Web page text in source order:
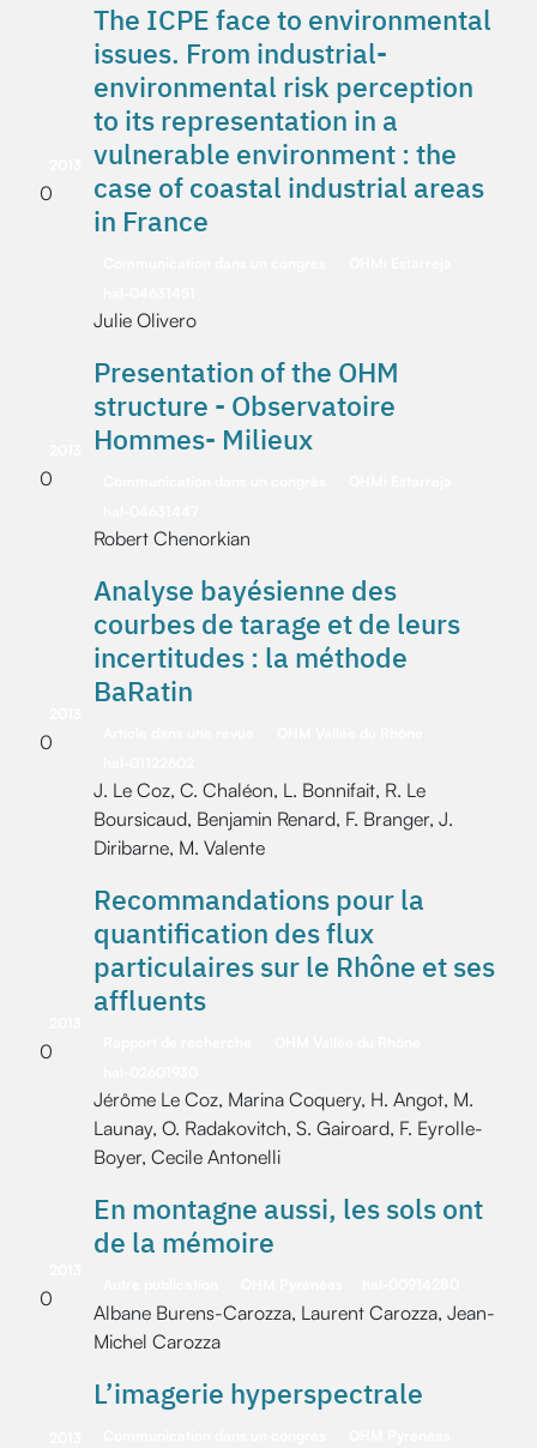
0
The ICPE face to environmental
issues. From industrial-
environmental risk perception
to its representation in a
vulnerable environment : the
case of coastal industrial areas
in France
Julie Olivero
0
Presentation of the OHM
structure - Observatoire
Hommes- Milieux
Robert Chenorkian
0
Analyse bayésienne des
courbes de tarage et de leurs
incertitudes : la méthode
BaRatin
J. Le Coz, C. Chaléon, L. Bonnifait, R. Le
Boursicaud, Benjamin Renard, F. Branger, J.
Diribarne, M. Valente
0
Recommandations pour la
quantification des flux
particulaires sur le Rhône et ses
affluents
Jérôme Le Coz, Marina Coquery, H. Angot, M.
Launay, O. Radakovitch, S. Gairoard, F. Eyrolle-
Boyer, Cecile Antonelli
0
En montagne aussi, les sols ont
de la mémoire
Albane Burens-Carozza, Laurent Carozza, Jean-
Michel Carozza
L’imagerie hyperspectrale